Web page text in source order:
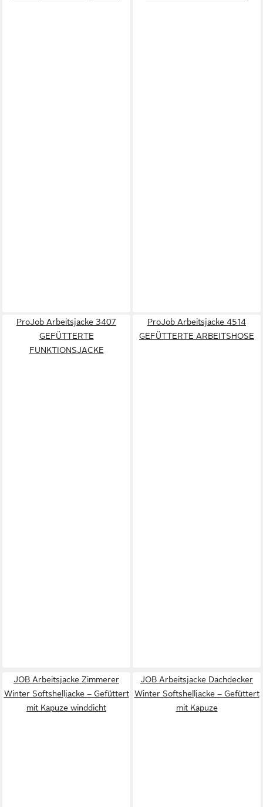
ProJob Arbeitsjacke 3407
GEFÜTTERTE
FUNKTIONSJACKE
ProJob Arbeitsjacke 4514
GEFÜTTERTE ARBEITSHOSE
JOB Arbeitsjacke Zimmerer
Winter Softshelljacke – Gefüttert
mit Kapuze winddicht
JOB Arbeitsjacke Dachdecker
Winter Softshelljacke – Gefüttert
mit Kapuze